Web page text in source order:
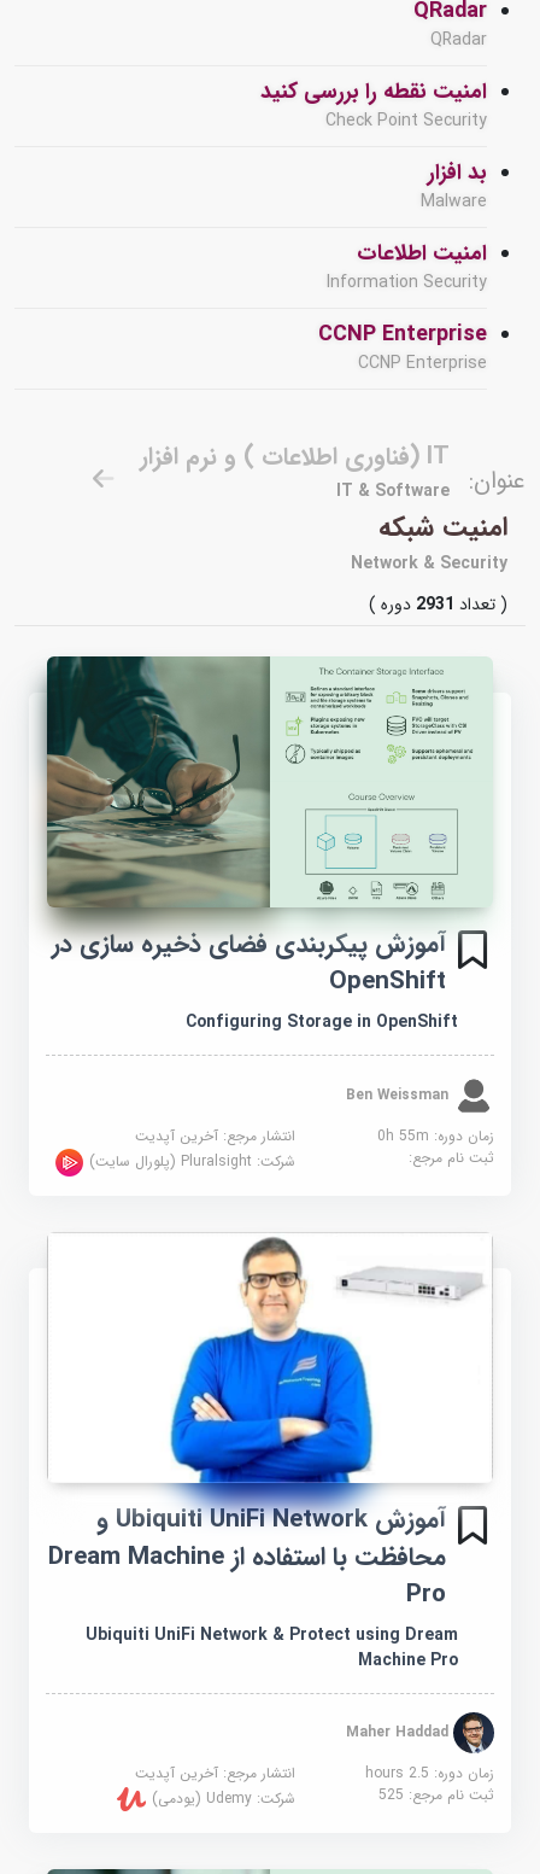
QRadar
QRadar
امنیت نقطه را بررسی کنید
Check Point Security
بد افزار
Malware
امنیت اطلاعات
Information Security
CCNP Enterprise
CCNP Enterprise
عنوان:
IT (فناوری اطلاعات ) و نرم افزار
IT & Software
امنیت شبکه
Network & Security
( تعداد2931دوره )
آموزش پیکربندی فضای ذخیره سازی در
OpenShift
Configuring Storage in OpenShift
Ben Weissman
زمان دوره: 0h 55m
انتشار مرجع:آخرین آپدیت
ثبت نام مرجع:
شرکت:Pluralsight (پلورال سایت)
آموزش Ubiquiti UniFi Network و
محافظت با استفاده از Dream Machine
Pro
Ubiquiti UniFi Network & Protect using Dream
Machine Pro
Maher Haddad
زمان دوره: 2.5 hours
انتشار مرجع:آخرین آپدیت
ثبت نام مرجع:525 شرکت:Udemy (یودمی)